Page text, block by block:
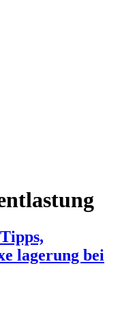
lagerung bei